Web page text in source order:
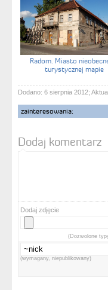
Radom. Miasto
turystycznej mapie
Dodano: 6 sierpnia 2012;
zainteresowania:
Dodaj komentarz
Dodaj zdjęcie
(Dozwolone
(wymagany, niepublikowany)